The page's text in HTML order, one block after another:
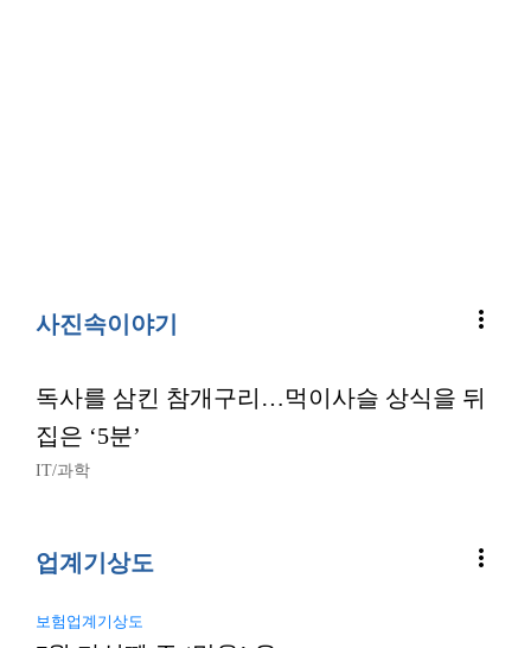
사진속이야기 more_vert
독사를 삼킨 참개구리…먹이사슬 상식을 뒤
집은 ‘5분’
IT/과학
업계기상도 more_vert
보험업계기상도